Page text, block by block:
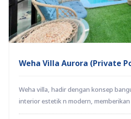
Weha Villa Aurora (Private
Weha villa, hadir dengan konsep
interior estetik n modern, memberikan